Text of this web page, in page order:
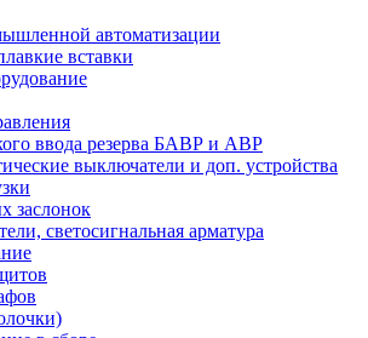
автоматизации
вставки
ввода резерва БАВР и АВР
выключатели и доп. устройства
заслонок
светосигнальная арматура